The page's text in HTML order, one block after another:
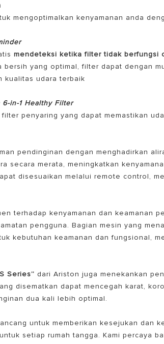
mengoptimalkan kenyamanan anda
mendeteksi ketika filter tidak berfungsi
bersih yang optimal, filter dapat dengan
kualitas udara terbaik
in-1 Healthy Filter
penyaring yang dapat memastikan
pendinginan dengan menghadirkan
secara merata, meningkatkan
disesuaikan melalui remote control,
terhadap kenyamanan dan keamanan
pengguna. Bagian mesin yang
kebutuhan keamanan dan fungsional,
Series” dari Ariston juga menekankan
disematkan dapat mencegah karat,
dua kali lebih optimal.
untuk memberikan kesejukan dan
setiap rumah tangga. Kami percaya